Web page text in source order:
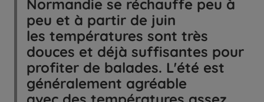
Normandie se réchauffe peu à
peu et à partir de juin
les températures sont très
douces et déjà suffisantes pour
profiter de balades. L'été est
généralement agréable